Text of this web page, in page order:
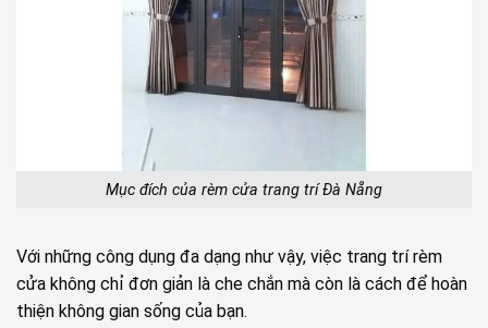
Mục đích của rèm cửa trang trí Đà Nẵng
Với những công dụng đa dạng như vậy, việc trang trí rèm
cửa không chỉ đơn giản là che chắn mà còn là cách để hoàn
thiện không gian sống của bạn.